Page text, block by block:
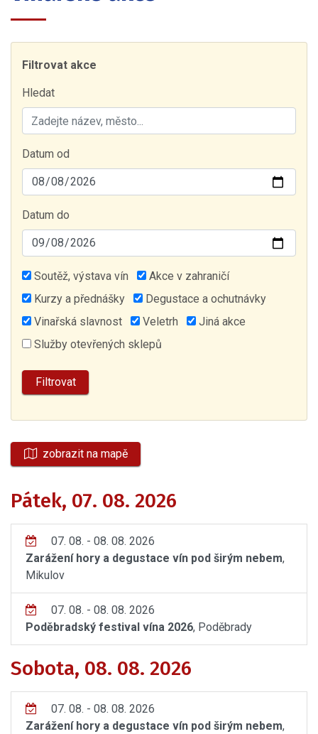
Filtrovat akce
Hledat
Datum od
Datum do
Soutěž, výstava vín
Akce v zahraničí
Kurzy a přednášky
Degustace a ochutnávky
Vinařská slavnost
Veletrh
Jiná akce
Služby otevřených sklepů
zobrazit na mapě
Pátek, 07. 08. 2026
07. 08. - 08. 08. 2026
Zarážení hory a degustace vín pod širým nebem,
Mikulov
07. 08. - 08. 08. 2026
Poděbradský festival vína 2026, Poděbrady
Sobota, 08. 08. 2026
07. 08. - 08. 08. 2026
Zarážení hory a degustace vín pod širým nebem,